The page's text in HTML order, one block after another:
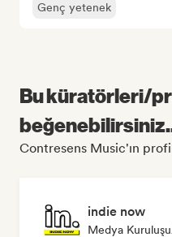
Genç yetenek
Bu küratörleri/
Contresens Music'ın
indie now
Medya